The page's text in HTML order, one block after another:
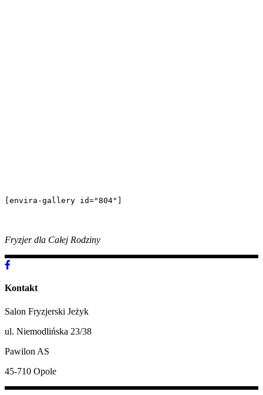
[envira-gallery id="804"]
Fryzjer dla Całej Rodziny
Kontakt
Salon Fryzjerski Jeżyk
ul. Niemodlińska 23/38
Pawilon AS
45-710 Opole